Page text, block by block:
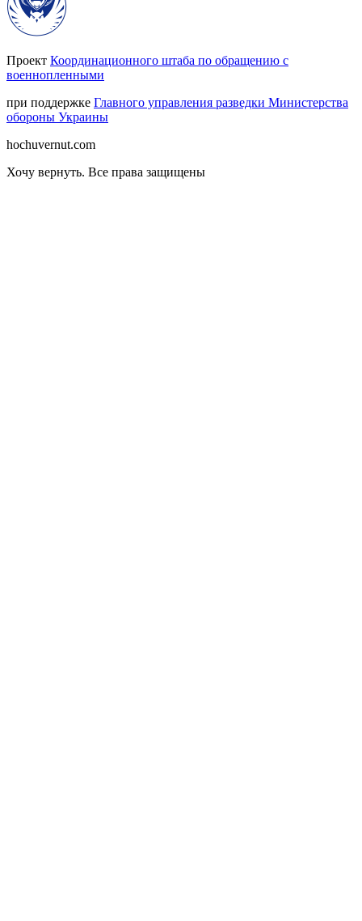
Проект Координационного штаба по обращению с
военнопленными
при поддержке Главного управления разведки Министерства
обороны Украины
hochuvernut.com
Хочу вернуть. Все права защищены